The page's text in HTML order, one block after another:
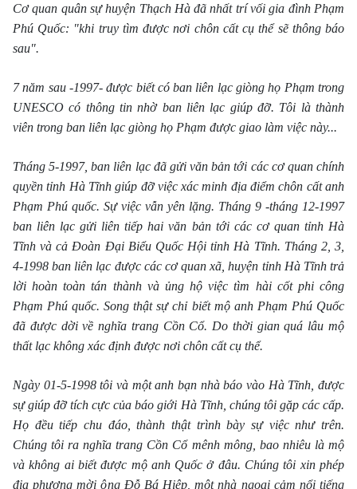
Cơ quan quân sự huyện Thạch Hà đã nhất trí vối gia đình Phạm
Phú Quốc: "khi truy tìm được nơi chôn cất cụ thể sẽ thông báo
sau".
7 năm sau -1997- được biết có ban liên lạc giòng họ Phạm trong
UNESCO có thông tin nhờ ban liên lạc giúp đỡ. Tôi là thành
viên trong ban liên lạc giòng họ Phạm được giao làm việc này...
Tháng 5-1997, ban liên lạc đã gửi văn bản tới các cơ quan chính
quyền tỉnh Hà Tĩnh giúp đỡ việc xác minh địa điểm chôn cất anh
Phạm Phú quốc. Sự việc vẫn yên lặng. Tháng 9 -tháng 12-1997
ban liên lạc gửi liên tiếp hai văn bản tới các cơ quan tỉnh Hà
Tĩnh và cả Đoàn Đại Biểu Quốc Hội tỉnh Hà Tĩnh. Tháng 2, 3,
4-1998 ban liên lạc được các cơ quan xã, huyện tỉnh Hà Tĩnh trả
lời hoàn toàn tán thành và ủng hộ việc tìm hài cốt phi công
Phạm Phú quốc. Song thật sự chỉ biết mộ anh Phạm Phú Quốc
đã được dời về nghĩa trang Cồn Cổ. Do thời gian quá lâu mộ
thất lạc không xác định được nơi chôn cất cụ thể.
Ngày 01-5-1998tôi và một anh bạn nhà báo vào Hà Tĩnh, được
sự giúp đỡ tích cực của báo giới Hà Tĩnh, chúng tôi gặp các cấp.
Họ đều tiếp chu đáo, thành thật trình bày sự việc như trên.
Chúng tôi ra nghĩa trang Cồn Cổ mênh mông, bao nhiêu là mộ
và không ai biết được mộ anh Quốc ở đâu. Chúng tôi xin phép
địa phương mời ông Đỗ Bá Hiệp, một nhà ngoại cảm nổi tiếng